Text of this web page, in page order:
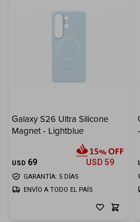
Galaxy S26 Ultra Silicone
Magnet - Lightblue
USD 69 USD 59
GARANTÍA: 5 DÍAS
ENVÍO A TODO EL PAÍS